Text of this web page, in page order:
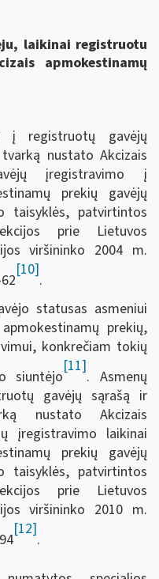
laikinai registruotu
apmokestinamų
į registruotų gavėjų
nustato Akcizais
įregistravimo į
prekių gavėjų
taisyklės, patvirtintos
prie Lietuvos
viršininko 2004 m.
[10]
.
statusas asmeniui
prekių,
konkrečiam tokių
siuntėjo
[11]
. Asmenų
gavėjų sąrašą ir
nustato Akcizais
įregistravimo laikinai
prekių gavėjų
taisyklės, patvirtintos
prie Lietuvos
viršininko 2010 m.
[12]
.